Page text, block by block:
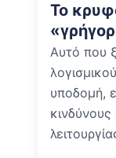
Το
Αυτό που
υποδομή,